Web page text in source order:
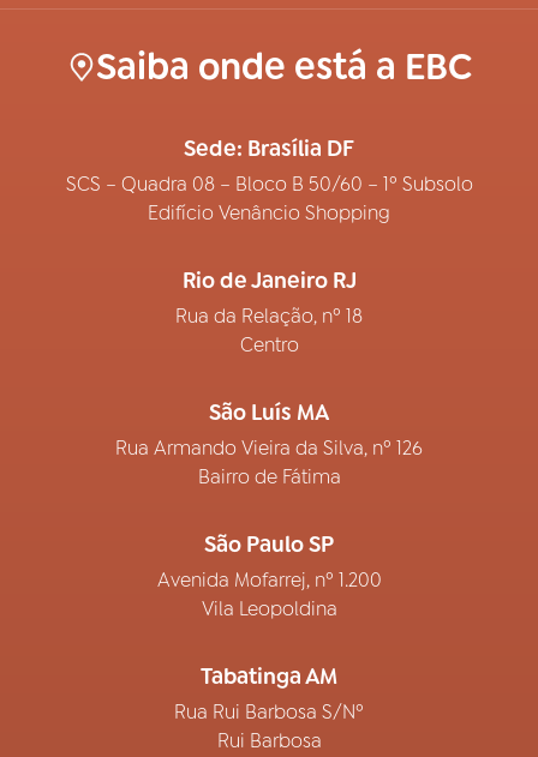
Saiba onde está a EBC
Sede: Brasília DF
SCS – Quadra 08 – Bloco B 50/60 – 1º Subsolo
Edifício Venâncio Shopping
Rio de Janeiro RJ
Rua da Relação, nº 18
Centro
São Luís MA
Rua Armando Vieira da Silva, nº 126
Bairro de Fátima
São Paulo SP
Avenida Mofarrej, nº 1.200
Vila Leopoldina
Tabatinga AM
Rua Rui Barbosa S/Nº
Rui Barbosa